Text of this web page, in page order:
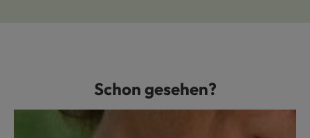
Produktgalerie überspringenSchon gesehen?